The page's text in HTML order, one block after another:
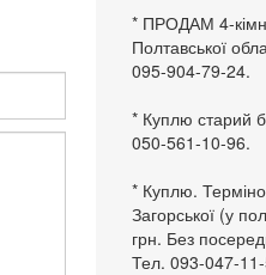
* ПРОДАМ 4-
Полтавської
095-904-79-24.
* Куплю старий
050-561-10-96.
* Куплю.
Загорської (у
грн. Без
Тел. 093-047-